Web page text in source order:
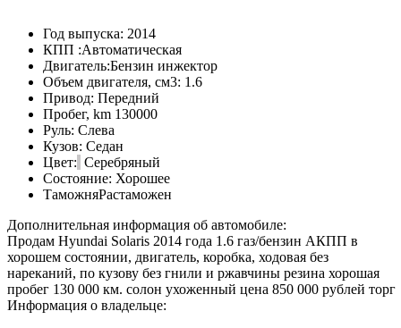
Год выпуска: 2014
КПП :Автоматическая
Двигатель:Бензин инжектор
Объем двигателя, см3: 1.6
Привод: Передний
Пробег, km 130000
Руль: Слева
Кузов: Седан
Цвет: Серебряный
Состояние: Хорошее
ТаможняРастаможен
Дополнительная информация об автомобиле:
Продам Hyundai Solaris 2014 года 1.6 газ/бензин АКПП в
хорошем состоянии, двигатель, коробка, ходовая без
нареканий, по кузову без гнили и ржавчины резина хорошая
пробег 130 000 км. солон ухоженный цена 850 000 рублей торг
Информация о владельце: